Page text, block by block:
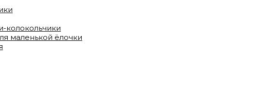
колокольчики
маленькой ёлочки